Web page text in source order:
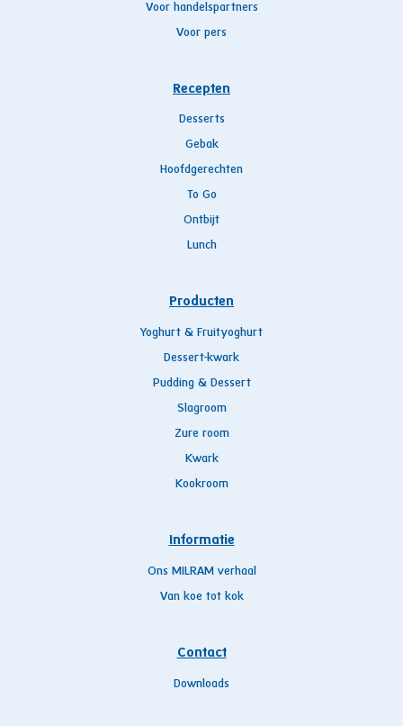
Voor handelspartners
Voor pers
Recepten
Desserts
Gebak
Hoofdgerechten
To Go
Ontbijt
Lunch
Producten
Yoghurt & Fruityoghurt
Dessert-kwark
Pudding & Dessert
Slagroom
Zure room
Kwark
Kookroom
Informatie
Ons MILRAM verhaal
Van koe tot kok
Contact
Downloads